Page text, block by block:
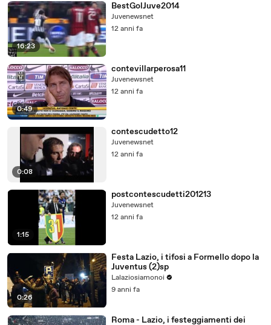
16:23
BestGolJuve2014
Juvenewsnet
12 anni fa
0:49
contevillarperosa11
Juvenewsnet
12 anni fa
0:08
contescudetto12
Juvenewsnet
12 anni fa
1:15
postcontescudetti201213
Juvenewsnet
12 anni fa
0:26
Festa Lazio, i tifosi a Formello dopo la
Juventus (2)sp
Lalaziosiamonoi
9 anni fa
Roma - Lazio, i festeggiamenti dei